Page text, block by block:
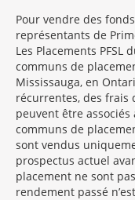
Pour vendre des
représentants de
Les Placements PFSL
communs de
Mississauga, en
récurrentes, des frais
peuvent être
communs de
sont vendus
prospectus actuel
placement ne sont
rendement passé